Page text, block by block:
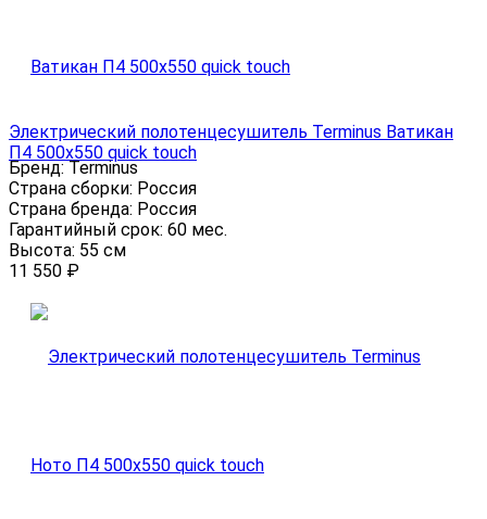
Электрический полотенцесушитель Terminus Ватикан
П4 500х550 quick touch
Бренд: Terminus
Страна сборки: Россия
Страна бренда: Россия
Гарантийный срок: 60 мес.
Высота: 55 см
11 550 ₽